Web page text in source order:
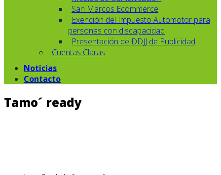
San Marcos Ecommerce
Exención del Impuesto Automotor para
personas con discapacidad
Presentación de DDJJ de Publicidad
Cuentas Claras
Noticias
Contacto
Tamo´ ready